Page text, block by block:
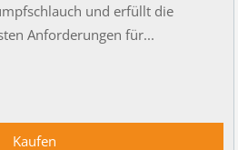
und erfüllt die
Anforderungen für...